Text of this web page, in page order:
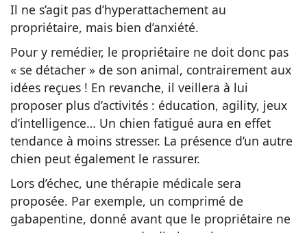
Il ne s’agit pas d’hyperattachement au
propriétaire, mais bien d’anxiété.
Pour y remédier, le propriétaire ne doit donc pas
« se détacher » de son animal, contrairement aux
idées reçues ! En revanche, il veillera à lui
proposer plus d’activités : éducation, agility, jeux
d’intelligence… Un chien fatigué aura en effet
tendance à moins stresser. La présence d’un autre
chien peut également le rassurer.
Lors d’échec, une thérapie médicale sera
proposée. Par exemple, un comprimé de
gabapentine, donné avant que le propriétaire ne